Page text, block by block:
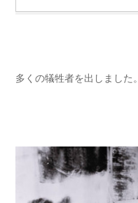
多くの犠牲者を出しました。